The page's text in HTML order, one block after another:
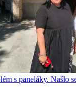
s paneláky. Našlo